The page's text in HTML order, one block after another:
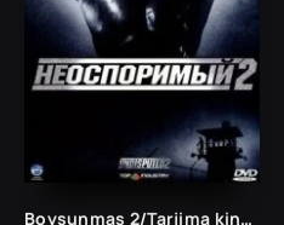
Boysunmas 2/Tarjima kinolar Uzbek tilida Таржима кинолар Ўзбек тилида/